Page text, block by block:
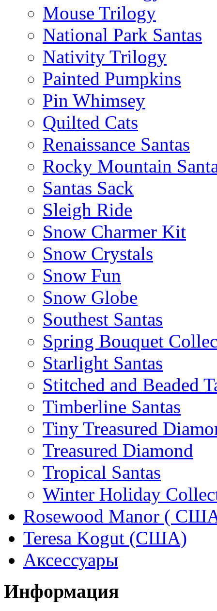
Mouse Trilogy
National Park Santas
Nativity Trilogy
Painted Pumpkins
Pin Whimsey
Quilted Cats
Renaissance Santas
Rocky Mountain
Santas Sack
Sleigh Ride
Snow Charmer Kit
Snow Crystals
Snow Fun
Snow Globe
Southest Santas
Spring Bouquet
Starlight Santas
Stitched and Beaded
Timberline Santas
Tiny Treasured
Treasured Diamond
Tropical Santas
Winter Holiday
Rosewood Manor (
Teresa Kogut (США)
Аксессуары
Информация